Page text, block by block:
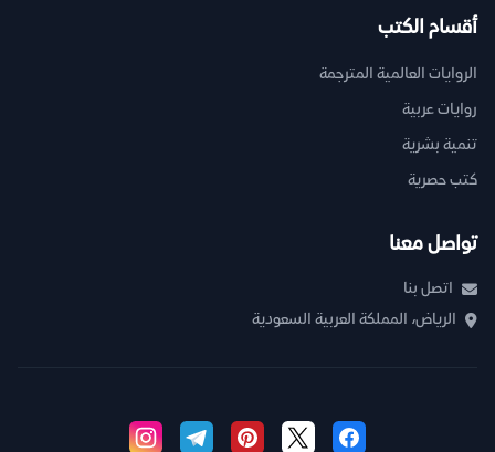
أقسام الكتب
الروايات العالمية المترجمة
روايات عربية
تنمية بشرية
كتب حصرية
تواصل معنا
اتصل بنا
الرياض، المملكة العربية السعودية